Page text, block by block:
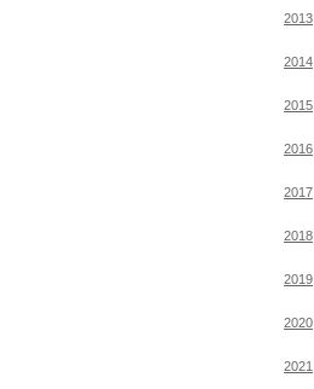
2013
2014
2015
2016
2017
2018
2019
2020
2021